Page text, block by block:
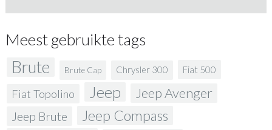
Meest gebruikte tags
Brute Brute Cap Chrysler 300 Fiat 500
Fiat Topolino Jeep Jeep Avenger
Jeep Brute Jeep Compass